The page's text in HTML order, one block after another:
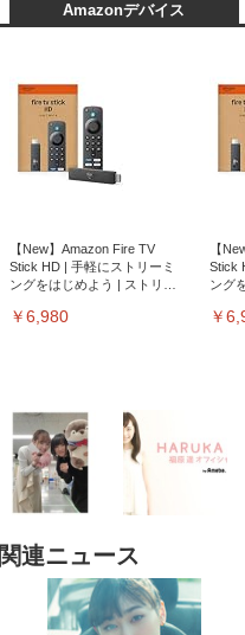
Amazonデバイス
【New】Amazon Fire TV
Stick HD | 手軽にストリーミ
ングをはじめよう | ストリー
￥6,980
【
Stick
ング
￥
[EdoErgo] オフィスチェア 椅
子 テレワーク 疲れない 跳ね
上げ式アームレスト コンパク
／デ
ア
EIZO ビジネス向けプレミア
ムモニター | FlexScan
EV3240X-WT | 31.5型4K
EIZO
ムモニ
Amazonベーシック ペットシ
ーツ 薄型 レギュラー 1回使い
捨て 無香料 ホワイト 300枚
ーツ
枚)
関連ニュース